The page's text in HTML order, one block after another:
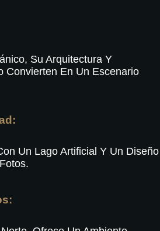
Su Arquitectura Y
Convierten En Un Escenario
Un Lago Artificial Y Un Diseño